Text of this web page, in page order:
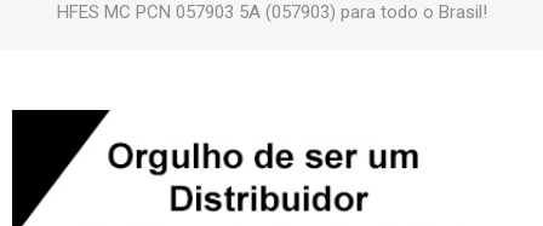
HFES MC PCN 057903 5A (057903) para todo o Brasil!